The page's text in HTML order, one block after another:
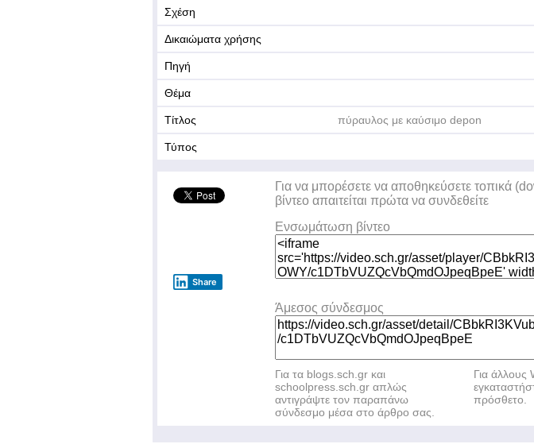
Σχέση
Δικαιώματα χρήσης
Πηγή
Θέμα
Τίτλος πύραυλος με καύσιμο depon
Τύπος
Share
Για να μπορέσετε να αποθηκεύσετε τοπικά
βίντεο απαιτείται πρώτα να συνδεθείτε
Ενσωμάτωση βίντεο
Άμεσος σύνδεσμος
Για τα blogs.sch.gr και
schoolpress.sch.gr απλώς
αντιγράψτε τον παραπάνω
σύνδεσμο μέσα στο άρθρο σας.
Για άλλους
πρόσθετο.